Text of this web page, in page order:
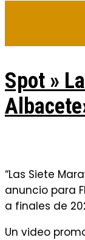
Spot »
“Las Siete
anuncio para
a finales de
Un video